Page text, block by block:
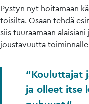
Pystyn nyt hoitamaan
toisilta. Osaan tehdä
siis tuuraamaan
joustavuutta
Kouluttajat
ja olleet itse